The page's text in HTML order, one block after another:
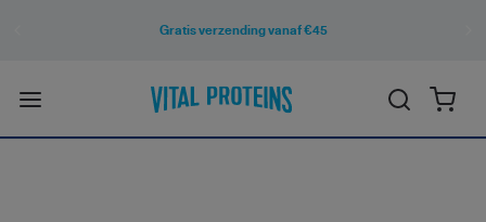
Gratis verzending vanaf €45